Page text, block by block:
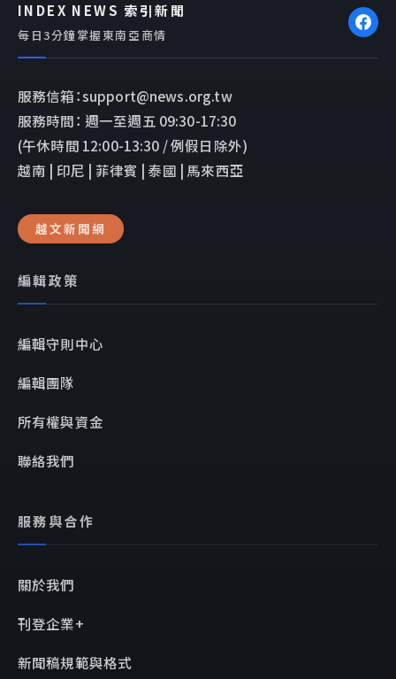
INDEX NEWS 索引新聞
每日3分鐘掌握東南亞商情
服務信箱：support@news.org.tw
服務時間： 週一至週五 09:30-17:30
(午休時間 12:00-13:30 / 例假日除外)
越南 | 印尼 | 菲律賓 | 泰國 | 馬來西亞
越文新聞網
編輯政策
編輯守則中心
編輯團隊
所有權與資金
聯絡我們
服務與合作
關於我們
刊登企業+
新聞稿規範與格式